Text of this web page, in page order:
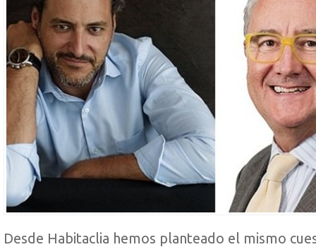
Desde Habitaclia hemos planteado el mismo